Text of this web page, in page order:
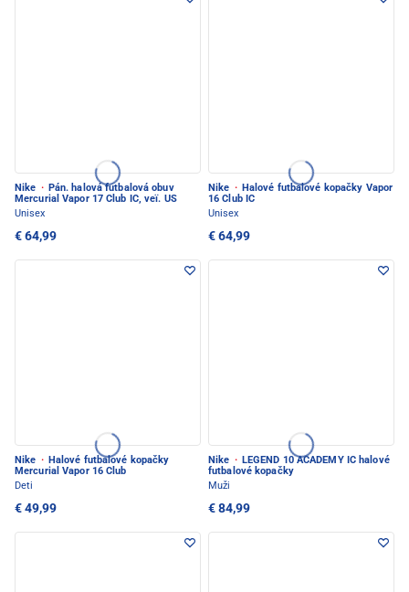
Nike · Pán. halová futbalová obuv
Mercurial Vapor 17 Club IC, veï. US
Unisex
€ 64,99
Nike · Halové futbalové kopačky Vapor
16 Club IC
Unisex
€ 64,99
Nike · Halové futbalové kopačky
Mercurial Vapor 16 Club
Deti
€ 49,99
Nike · LEGEND 10 ACADEMY IC halové
futbalové kopačky
Muži
€ 84,99